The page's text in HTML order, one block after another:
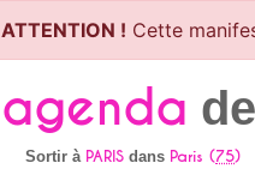
ATTENTION ! Cette
agenda
Sortir à PARIS dans Paris (75)